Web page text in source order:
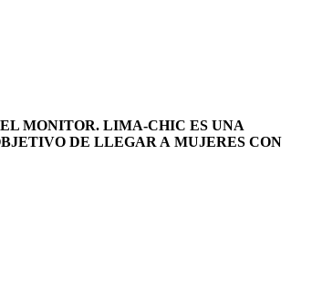
MONITOR. LIMA-CHIC ES UNA
DE LLEGAR A MUJERES CON